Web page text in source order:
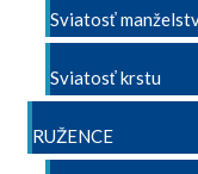
Sviatosť
Sviatosť krstu
RUŽENCE